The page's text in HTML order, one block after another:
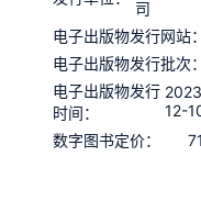
司
电子出版物发行网站
电子出版物发行批次
电子出版物发行
时间：
12-
数字图书定价：